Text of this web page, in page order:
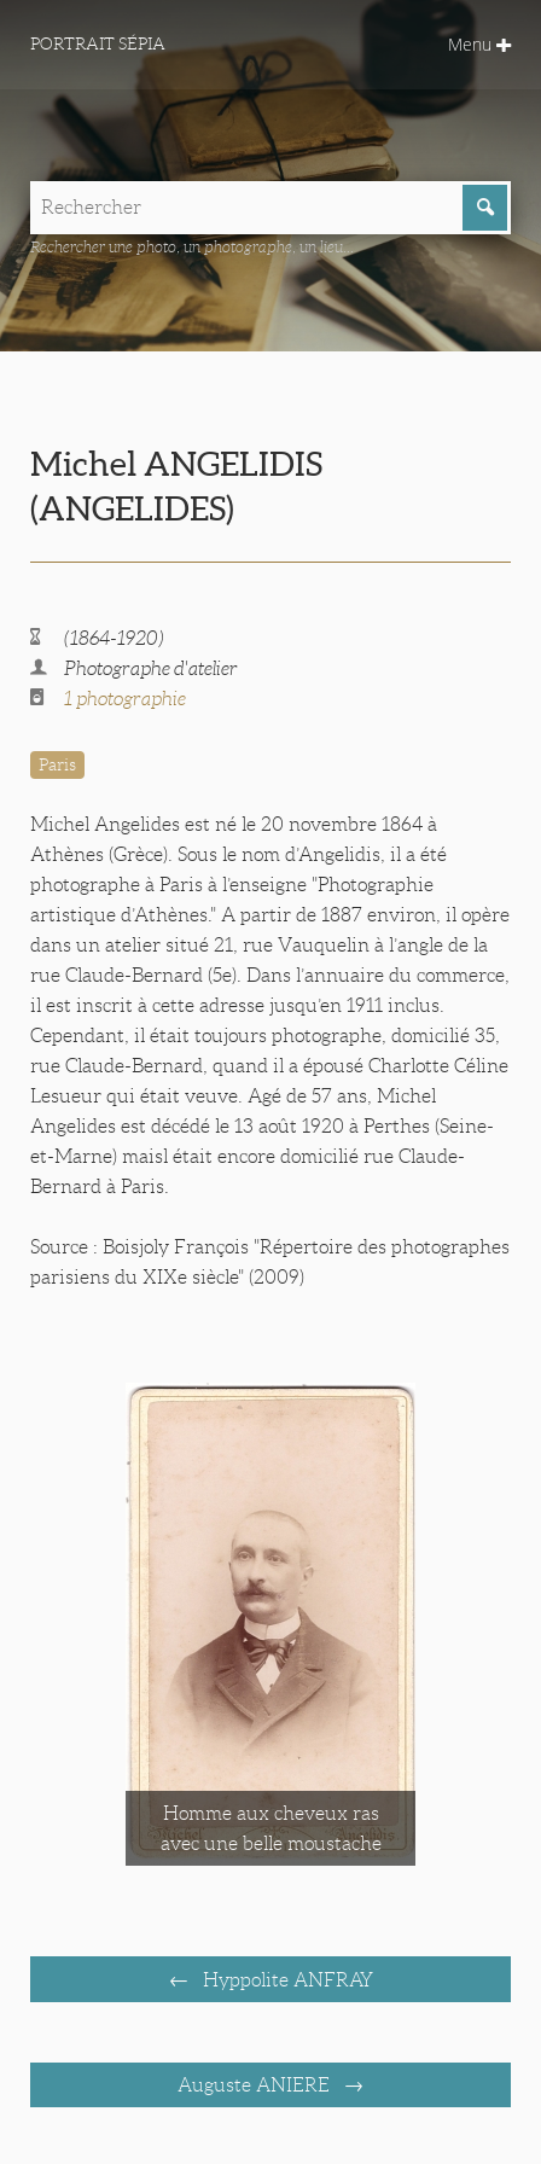
PORTRAIT SÉPIA Menu
Rechercher une photo, un photographe, un lieu...
Michel ANGELIDIS
(ANGELIDES)
(1864-1920)
Photographe d'atelier
1 photographie
Paris
Michel Angelides est né le 20 novembre 1864 à
Athènes (Grèce). Sous le nom d’Angelidis, il a été
photographe à Paris à l’enseigne "Photographie
artistique d’Athènes." A partir de 1887 environ, il opère
dans un atelier situé 21, rue Vauquelin à l’angle de la
rue Claude-Bernard (5e). Dans l’annuaire du commerce,
il est inscrit à cette adresse jusqu’en 1911 inclus.
Cependant, il était toujours photographe, domicilié 35,
rue Claude-Bernard, quand il a épousé Charlotte Céline
Lesueur qui était veuve. Agé de 57 ans, Michel
Angelides est décédé le 13 août 1920 à Perthes (Seine-
et-Marne) maisl était encore domicilié rue Claude-
Bernard à Paris.
Source : Boisjoly François "Répertoire des photographes
parisiens du XIXe siècle" (2009)
Homme aux cheveux ras
avec une belle moustache
Hyppolite ANFRAY
Auguste ANIERE